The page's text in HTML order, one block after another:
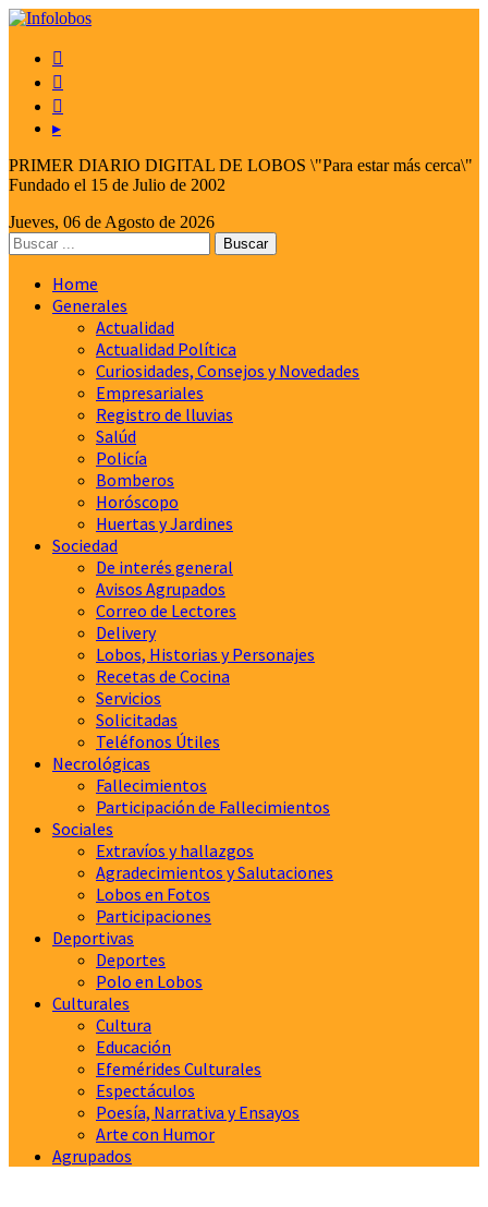



▸
PRIMER DIARIO DIGITAL DE LOBOS \"Para estar más cerca\"
Fundado el 15 de Julio de 2002
Jueves, 06 de Agosto de 2026
Home
Generales
Actualidad
Actualidad Política
Curiosidades, Consejos y Novedades
Empresariales
Registro de lluvias
Salúd
Policía
Bomberos
Horóscopo
Huertas y Jardines
Sociedad
De interés general
Avisos Agrupados
Correo de Lectores
Delivery
Lobos, Historias y Personajes
Recetas de Cocina
Servicios
Solicitadas
Teléfonos Útiles
Necrológicas
Fallecimientos
Participación de Fallecimientos
Sociales
Extravíos y hallazgos
Agradecimientos y Salutaciones
Lobos en Fotos
Participaciones
Deportivas
Deportes
Polo en Lobos
Culturales
Cultura
Educación
Efemérides Culturales
Espectáculos
Poesía, Narrativa y Ensayos
Arte con Humor
Agrupados